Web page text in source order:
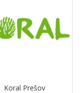
Koral Prešov